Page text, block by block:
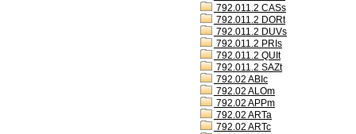
792.011.2 CASs
792.011.2 DORt
792.011.2 DUVs
792.011.2 PRIs
792.011.2 QUIt
792.011.2 SAZt
792.02 ABIc
792.02 ALOm
792.02 APPm
792.02 ARTa
792.02 ARTc